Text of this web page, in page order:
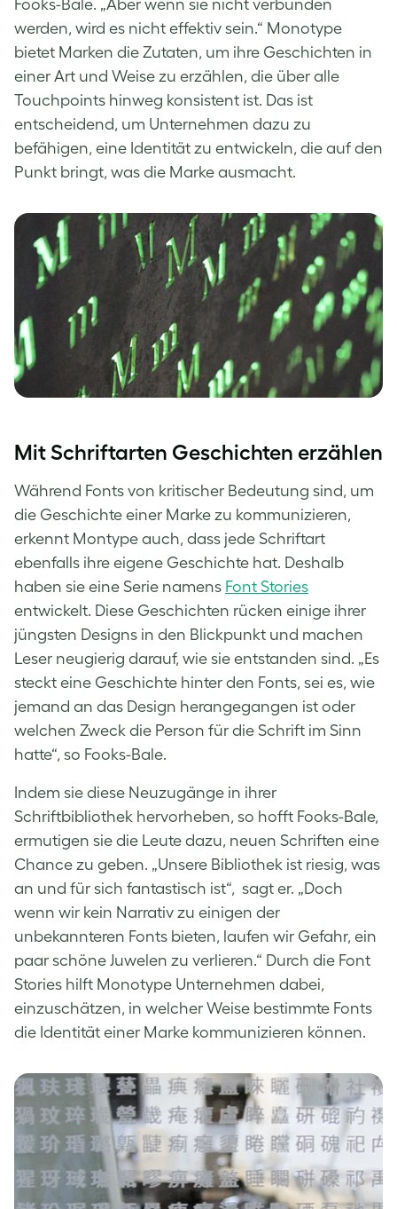
Fooks-Bale. „Aber wenn sie nicht verbunden
werden, wird es nicht effektiv sein.“ Monotype
bietet Marken die Zutaten, um ihre Geschichten in
einer Art und Weise zu erzählen, die über alle
Touchpoints hinweg konsistent ist. Das ist
entscheidend, um Unternehmen dazu zu
befähigen, eine Identität zu entwickeln, die auf den
Punkt bringt, was die Marke ausmacht.
Mit Schriftarten Geschichten erzählen
Während Fonts von kritischer Bedeutung sind, um
die Geschichte einer Marke zu kommunizieren,
erkennt Montype auch, dass jede Schriftart
ebenfalls ihre eigene Geschichte hat. Deshalb
haben sie eine Serie namens Font Stories
entwickelt. Diese Geschichten rücken einige ihrer
jüngsten Designs in den Blickpunkt und machen
Leser neugierig darauf, wie sie entstanden sind. „Es
steckt eine Geschichte hinter den Fonts, sei es, wie
jemand an das Design herangegangen ist oder
welchen Zweck die Person für die Schrift im Sinn
hatte“, so Fooks-Bale.
Indem sie diese Neuzugänge in ihrer
Schriftbibliothek hervorheben, so hofft Fooks-Bale,
ermutigen sie die Leute dazu, neuen Schriften eine
Chance zu geben. „Unsere Bibliothek ist riesig, was
an und für sich fantastisch ist“, sagt er. „Doch
wenn wir kein Narrativ zu einigen der
unbekannteren Fonts bieten, laufen wir Gefahr, ein
paar schöne Juwelen zu verlieren.“ Durch die Font
Stories hilft Monotype Unternehmen dabei,
einzuschätzen, in welcher Weise bestimmte Fonts
die Identität einer Marke kommunizieren können.